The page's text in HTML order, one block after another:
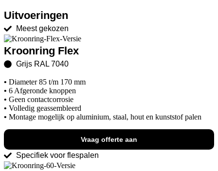
Uitvoeringen
Meest gekozen
Kroonring Flex
Grijs RAL 7040
• Diameter 85 t/m 170 mm
• 6 Afgeronde knoppen
• Geen contactcorrosie
• Volledig geassembleerd
• Montage mogelijk op aluminium, staal, hout en kunststof palen
Vraag offerte aan
Specifiek voor flespalen